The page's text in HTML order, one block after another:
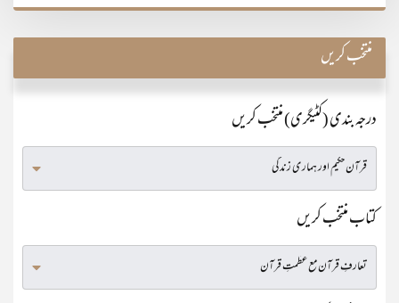
منتخب کریں
درجہ بندی (کٹیگری) منتخب کریں
کتاب منتخب کریں